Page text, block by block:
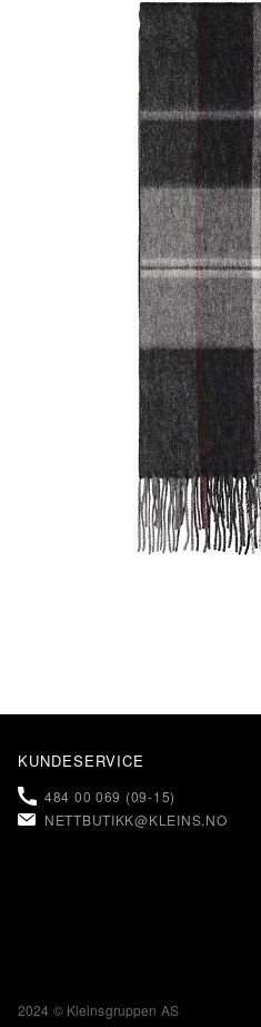
KUNDESERVICE
484 00 069 (09-15)
NETTBUTIKK@KLEINS.NO
2024 © Kleinsgruppen AS